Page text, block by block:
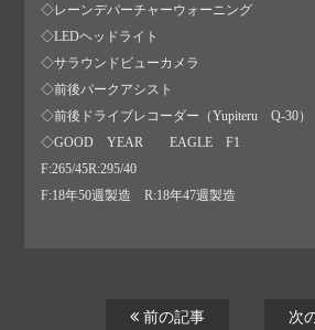
◇レーンデパーチャーウォーニング
◇LEDヘッドライト
◇サラウンドビューカメラ
◇前後パークアシスト
◇前後ドライブレコーダー（Yupiteru Q-30）
◇GOOD YEAR EAGLE F1
F:265/45R:295/40
F:18年50週製造 R:18年47週製造
前の記事 次